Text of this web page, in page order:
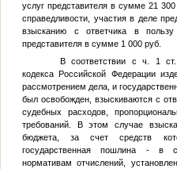
услуг представителя в сумме 21
справедливости, участия в деле
взысканию с ответчика в
представителя в сумме 1 000 руб.
В соответствии с ч. 1 ст.
кодекса Российской Федерации
рассмотрением дела, и
был освобожден, взыскиваются с
судебных расходов,
требований. В этом случае
бюджета, за счет средств
государственная пошлина - в
нормативам отчислений,